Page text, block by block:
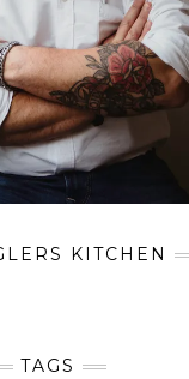
KITCHEN
TAGS